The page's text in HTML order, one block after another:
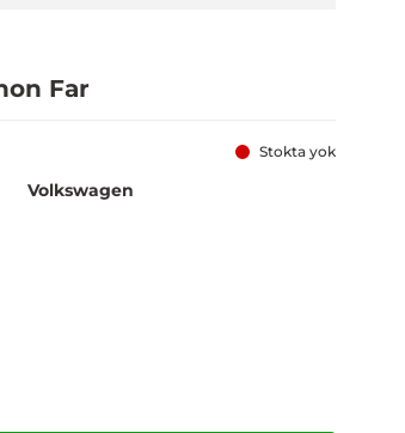
Far
Stokta yok
Volkswagen